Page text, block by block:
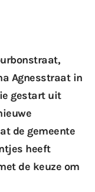
Agnesstraat in
gestart uit
de gemeente
heeft
de keuze om